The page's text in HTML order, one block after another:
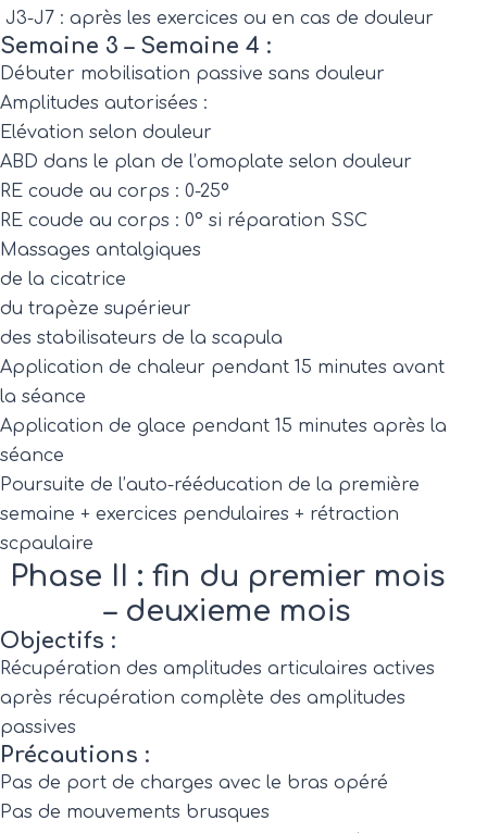
J3-J7 : après les exercices ou en cas de douleur
Semaine 3 – Semaine 4 :
Débuter mobilisation passive sans douleur
Amplitudes autorisées :
Elévation selon douleur
ABD dans le plan de l’omoplate selon douleur
RE coude au corps : 0-25º
RE coude au corps : 0° si réparation SSC
Massages antalgiques
de la cicatrice
du trapèze supérieur
des stabilisateurs de la scapula
Application de chaleur pendant 15 minutes avant
la séance
Application de glace pendant 15 minutes après la
séance
Poursuite de l’auto-rééducation de la première
semaine + exercices pendulaires + rétraction
scpaulaire
Phase II : fin du premier mois
– deuxieme mois
Objectifs :
Récupération des amplitudes articulaires actives
après récupération complète des amplitudes
passives
Précautions :
Pas de port de charges avec le bras opéré
Pas de mouvements brusques